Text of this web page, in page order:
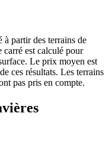
partir des terrains de
carré est calculé pour
Le prix moyen est
ces résultats. Les terrains
pas pris en compte.